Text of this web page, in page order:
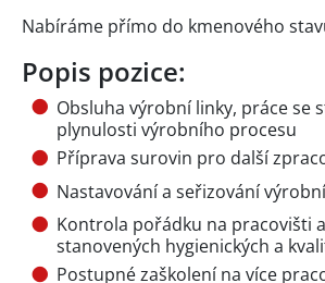
Nabíráme přímo do kmenového
Popis pozice:
Obsluha výrobní linky, práce se
plynulosti výrobního procesu
Příprava surovin pro další
Nastavování a seřizování
Kontrola pořádku na pracovišti
stanovených hygienických a
Postupné zaškolení na více